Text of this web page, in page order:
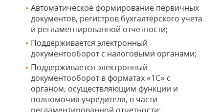
Автоматическое формирование первичных
документов, регистров бухгалтерского учета
и регламентированной отчетности;
Поддерживается электронный
документооборот с налоговыми органами;
Поддерживается электронный
документооборот в форматах «1С» с
органом, осуществляющим функции и
полномочия учредителя, в части